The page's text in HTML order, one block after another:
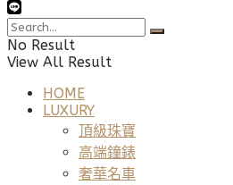
No Result
View All Result
HOME
LUXURY
頂級珠寶
高端鐘錶
奢華名車